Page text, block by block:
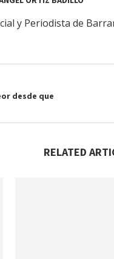
y Periodista de
desde que
RELATED